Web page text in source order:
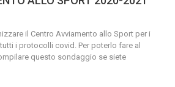
il Centro Avviamento allo Sport per i
i protocolli covid. Per poterlo fare al
questo sondaggio se siete